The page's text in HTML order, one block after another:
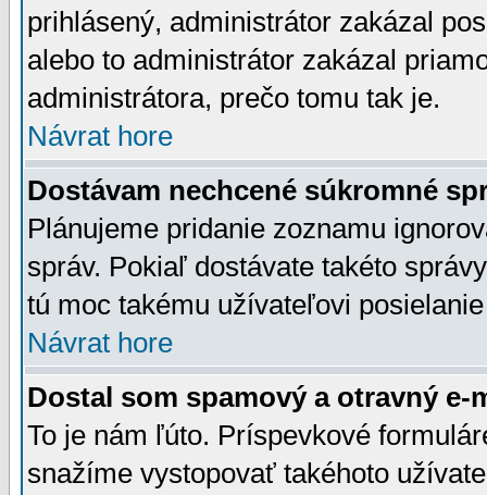
prihlásený, administrátor zakázal
alebo to administrátor zakázal
administrátora, prečo tomu tak je.
Návrat hore
Dostávam nechcené súkromné
Plánujeme pridanie zoznamu
správ. Pokiaľ dostávate takéto
tú moc takému užívateľovi
Návrat hore
Dostal som spamový a otravný e-
To je nám ľúto. Príspevkové
snažíme vystopovať takéhoto